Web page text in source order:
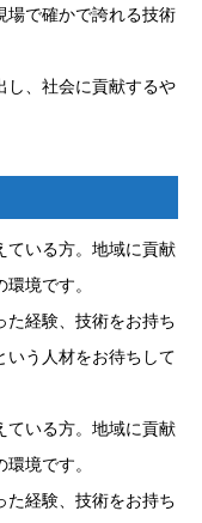
場で確かで誇れる技術
し、社会に貢献するや
ている方。地域に貢献
境です。
た経験、技術をお持ち
いう人材をお待ちして
ている方。地域に貢献
境です。
た経験、技術をお持ち